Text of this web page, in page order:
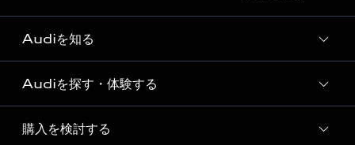
Audiを知る
Audi ブランド
Story of Progress
Audiを探す・体験する
ディーラー検索
購入を検討する